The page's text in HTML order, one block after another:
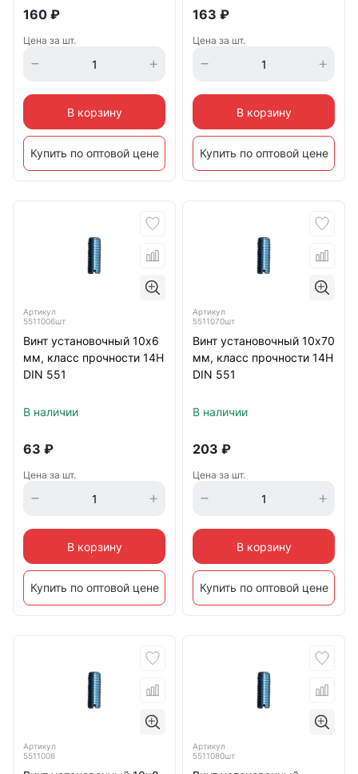
160 ₽
Цена за шт.
В корзину
Купить по оптовой цене
163 ₽
Цена за шт.
В корзину
Купить по оптовой цене
Артикул
5511006шт
Винт установочный 10х6
мм, класс прочности 14Н
DIN 551
В наличии
63 ₽
Цена за шт.
В корзину
Купить по оптовой цене
Артикул
5511070шт
Винт установочный 10х70
мм, класс прочности 14Н
DIN 551
В наличии
203 ₽
Цена за шт.
В корзину
Купить по оптовой цене
Артикул
5511008
Артикул
5511080шт